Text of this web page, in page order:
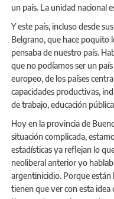
un país. La unidad nacional
Y este país, incluso desde
Belgrano, que hace poquito
pensaba de nuestro país.
que no podíamos ser un
europeo, de los países
capacidades productivas,
de trabajo, educación
Hoy en la provincia de
situación complicada,
estadísticas ya reflejan lo
neoliberal anterior yo
argentinicidio. Porque están
tienen que ver con esta